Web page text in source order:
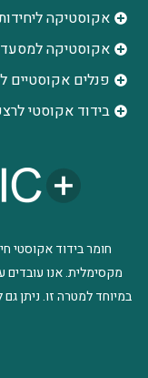
חומר בידוד אקוסטי
מקסימלית. אנו עובדים
במיוחד למטרה זו. ניתן
‫אקוסטיקה ליחידות
אקוסטיקה
פנלים אקוסטיים
בידוד אקוסטי